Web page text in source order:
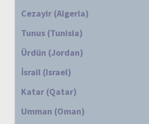
Cezayir (Algeria)
Tunus (Tunisia)
Ürdün (Jordan)
İsrail (Israel)
Katar (Qatar)
Umman (Oman)